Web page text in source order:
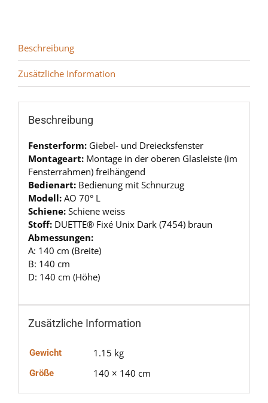
Beschreibung
Zusätzliche Information
Beschreibung
Fensterform: Giebel- und Dreiecksfenster
Montageart: Montage in der oberen Glasleiste (im
Fensterrahmen) freihängend
Bedienart: Bedienung mit Schnurzug
Modell: AO 70° L
Schiene: Schiene weiss
Stoff: DUETTE® Fixé Unix Dark (7454) braun
Abmessungen:
A: 140 cm (Breite)
B: 140 cm
D: 140 cm (Höhe)
Zusätzliche Information
Gewicht 1.15 kg
Größe 140 × 140 cm